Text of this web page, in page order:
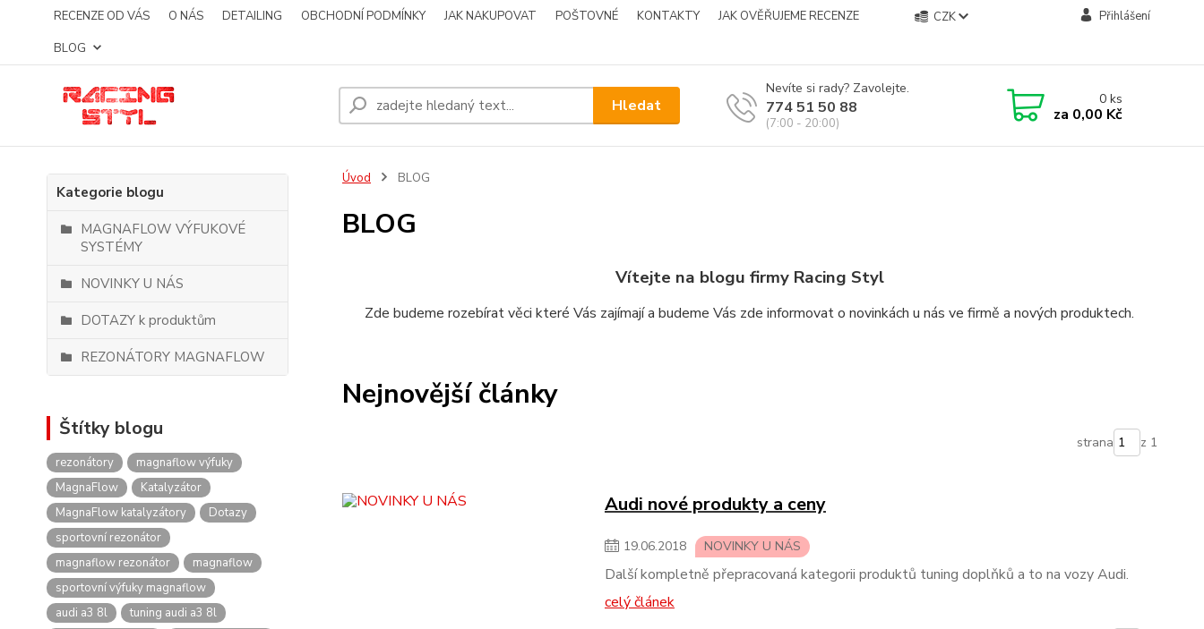
RECENZE OD VÁS O NÁS DETAILING OBCHODNÍ PODMÍNKY JAK NAKUPOVAT POŠTOVNÉ KONTAKTY
JAK OVĚŘUJEME RECENZE
BLOG
CZK Přihlášení
Hledat
Nevíte si rady? Zavolejte.
774 51 50 88
(7:00 - 20:00)
0ks
za 0,00 Kč
Kategorie blogu
MAGNAFLOW VÝFUKOVÉ
SYSTÉMY
NOVINKY U NÁS
DOTAZY k produktům
REZONÁTORY MAGNAFLOW
Štítky blogu
rezonátory
magnaflow výfuky
MagnaFlow
Katalyzátor
MagnaFlow katalyzátory
Dotazy
sportovní rezonátor
magnaflow rezonátor
magnaflow
sportovní výfuky magnaflow
audi a3 8l
tuning audi a3 8l
Úvod BLOG
BLOG
Vítejte na blogu firmy Racing Styl
Zde budeme rozebírat věci které Vás zajímají a budeme Vás zde informovat o novinkách u nás ve firmě a nových produktech.
Nejnovější články
strana z 1
Audi nové produkty a ceny
19.06.2018 NOVINKY U NÁS
Další kompletně přepracovaná kategorii produktů tuning doplňků a to na vozy Audi.
celý článek